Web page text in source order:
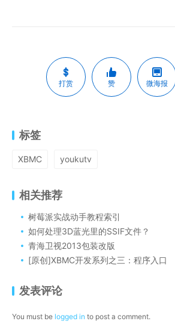
打赏 赞 微海报
标签
XBMC youkutv
相关推荐
树莓派实战动手教程索引
如何处理3D蓝光里的SSIF文件？
青海卫视2013包装改版
[原创]XBMC开发系列之三：程序入口
发表评论
You must be logged in to post a comment.